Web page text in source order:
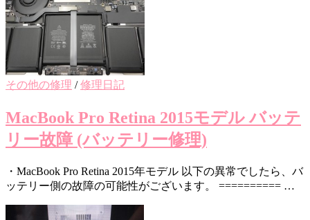
その他の修理 /修理日記
MacBook Pro Retina 2015モデル バッテ
リー故障 (バッテリー修理)
・MacBook Pro Retina 2015年モデル 以下の異常でしたら、バ
ッテリー側の故障の可能性がございます。 ========== …